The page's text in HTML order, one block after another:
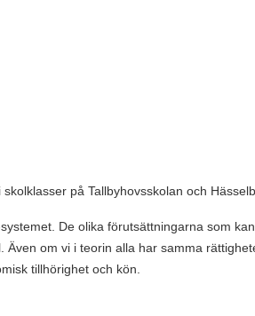
på Tallbyhovsskolan och
De olika förutsättningarna som
om vi i teorin alla har samma
tillhörighet och kön.